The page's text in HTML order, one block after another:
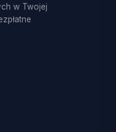
w Twojej